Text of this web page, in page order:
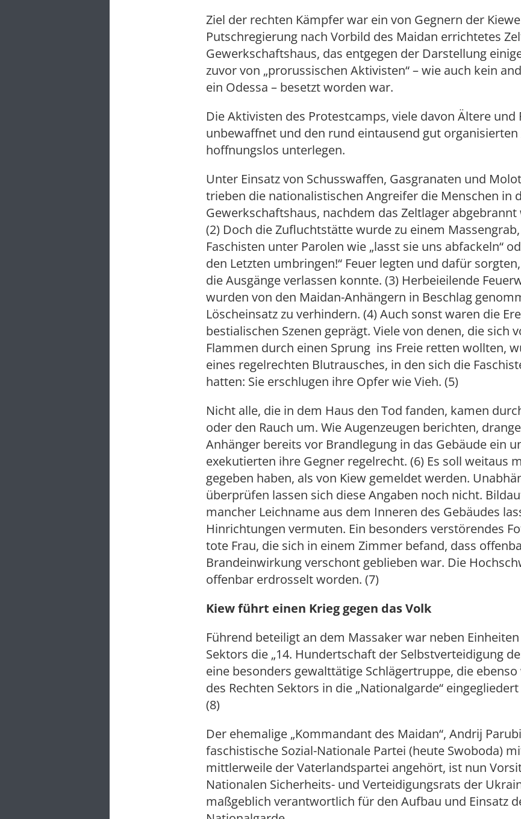
Ziel der rechten Kämpfer war ein von Gegnern der
Putschregierung nach Vorbild des Maidan errichtetes
Gewerkschaftshaus, das entgegen der Darstellung
zuvor von „prorussischen Aktivisten“ – wie auch kein
ein Odessa – besetzt worden war.
Die Aktivisten des Protestcamps, viele davon Ältere und
unbewaffnet und den rund eintausend gut
hoffnungslos unterlegen.
Unter Einsatz von Schusswaffen, Gasgranaten und
trieben die nationalistischen Angreifer die Menschen in
Gewerkschaftshaus, nachdem das Zeltlager
(2) Doch die Zufluchtstätte wurde zu einem
Faschisten unter Parolen wie „lasst sie uns abfackeln“
den Letzten umbringen!“ Feuer legten und dafür
die Ausgänge verlassen konnte. (3) Herbeieilende
wurden von den Maidan-Anhängern in Beschlag
Löscheinsatz zu verhindern. (4) Auch sonst waren die
bestialischen Szenen geprägt. Viele von denen, die sich
Flammen durch einen Sprung ins Freie retten wollten,
eines regelrechten Blutrausches, in den sich die
hatten: Sie erschlugen ihre Opfer wie Vieh. (5)
Nicht alle, die in dem Haus den Tod fanden, kamen
oder den Rauch um. Wie Augenzeugen berichten,
Anhänger bereits vor Brandlegung in das Gebäude ein
exekutierten ihre Gegner regelrecht. (6) Es soll weitaus
gegeben haben, als von Kiew gemeldet werden.
überprüfen lassen sich diese Angaben noch nicht.
mancher Leichname aus dem Inneren des Gebäudes
Hinrichtungen vermuten. Ein besonders verstörendes
tote Frau, die sich in einem Zimmer befand, dass
Brandeinwirkung verschont geblieben war. Die
offenbar erdrosselt worden. (7)
Kiew führt einen Krieg gegen das Volk
Führend beteiligt an dem Massaker war neben
Sektors die „14. Hundertschaft der Selbstverteidigung
eine besonders gewalttätige Schlägertruppe, die
des Rechten Sektors in die „Nationalgarde“
(8)
Der ehemalige „Kommandant des Maidan“, Andrij
faschistische Sozial-Nationale Partei (heute Swoboda)
mittlerweile der Vaterlandspartei angehört, ist nun
Nationalen Sicherheits- und Verteidigungsrats der
maßgeblich verantwortlich für den Aufbau und Einsatz